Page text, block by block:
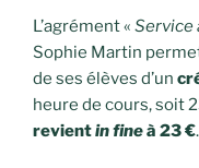
L’agrément « Service
Sophie Martin
de ses élèves d’un
heure de cours, soit
revientin fineà 23 €.